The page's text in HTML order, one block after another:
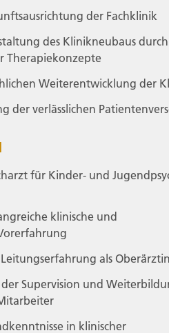
der Fachklinik
des Klinikneubaus durch
Therapiekonzepte
Weiterentwicklung der
der verlässlichen
für Kinder- und
klinische und
als
der Supervision und
in klinischer